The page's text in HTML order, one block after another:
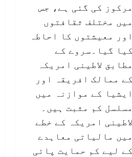
مرکوز کی گئی ہے، جس
میں مختلف ثقافتوں
اور معیشتوں کا احاطہ
کیا گیا۔سروے کے
مطابق لاطینی امریکہ
کے ممالک افریقہ اور
ایشیا کے موازنہ میں
مسلسل کم مثبت ہیں۔
لاطینی امریکہ کے خطے
میں مالیاتی معاہدے
کے لیے کم حمایت پائی